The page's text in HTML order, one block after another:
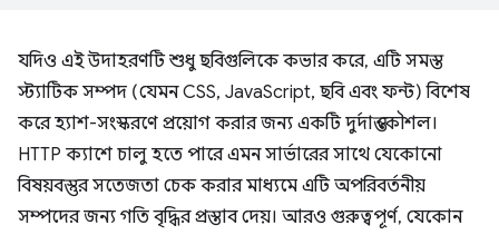
যদিও এই উদাহরণটি শুধু ছবিগুলিকে কভার করে, এটি সমস্ত
স্ট্যাটিক সম্পদ (যেমন CSS, JavaScript, ছবি এবং ফন্ট) বিশেষ
করে হ্যাশ-সংস্করণে প্রয়োগ করার জন্য একটি দুর্দান্ত কৌশল।
HTTP ক্যাশে চালু হতে পারে এমন সার্ভারের সাথে যেকোনো
বিষয়বস্তুর সতেজতা চেক করার মাধ্যমে এটি অপরিবর্তনীয়
সম্পদের জন্য গতি বৃদ্ধির প্রস্তাব দেয়। আরও গুরুত্বপূর্ণ, যেকোন